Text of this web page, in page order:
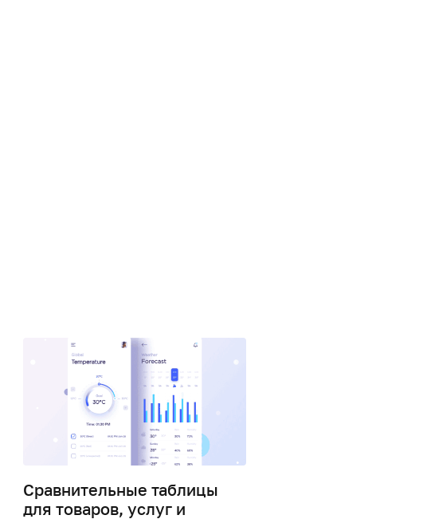
Сравнительные таблицы
для товаров, услуг и